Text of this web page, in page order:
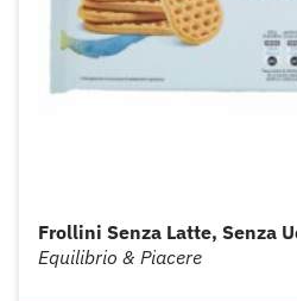
Frollini Senza Latte, Senza
Equilibrio & Piacere